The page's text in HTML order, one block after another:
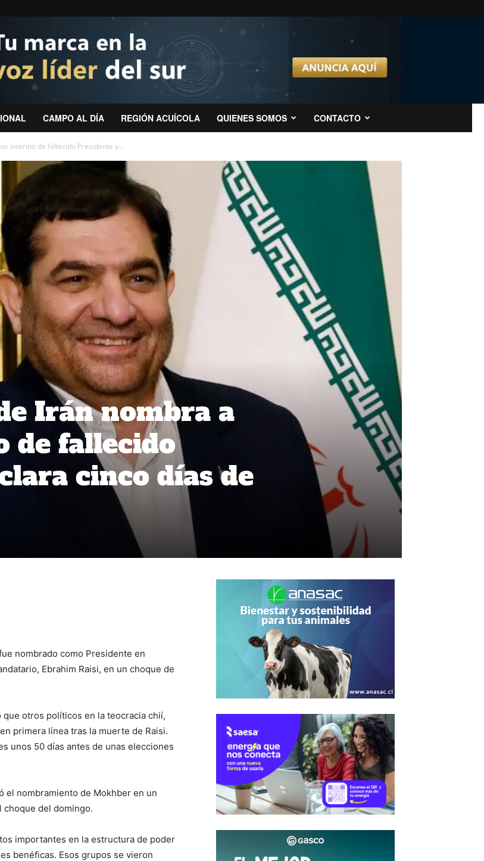
CAMPO AL DÍA REGIÓN ACUÍCOLA QUIENES SOMOS CONTACTO
interino de fallecido Presidente y...
Irán nombra a
de fallecido
cinco días de
nombrado como Presidente en
Ebrahim Raisi, en un choque de
otros políticos en la teocracia chií,
primera línea tras la muerte de Raisi.
unos 50 días antes de unas elecciones
el nombramiento de Mokhber en un
choque del domingo.
importantes en la estructura de poder
benéficas. Esos grupos se vieron